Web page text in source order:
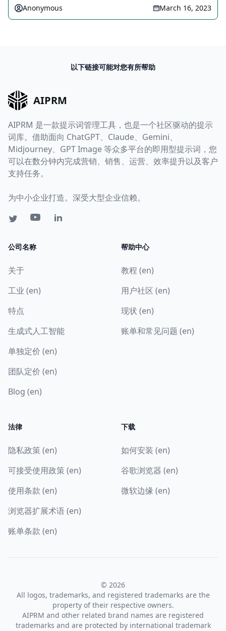
Anonymous March 16, 2023
以下链接可能对您有所帮助
AIPRM
AIPRM 是一款提示词管理工具，也是一个社区驱动的提示
词库。借助面向 ChatGPT、Claude、Gemini、
Midjourney、GPT Image 等众多平台的即用型提示词，您
可以在数分钟内完成营销、销售、运营、效率提升以及客户
支持任务。
为中小企业打造。深受大型企业信赖。
公司名称
关于
工业 (en)
特点
生成式人工智能
单独定价 (en)
团队定价 (en)
Blog (en)
帮助中心
教程 (en)
用户社区 (en)
现状 (en)
账单和常见问题 (en)
法律
隐私政策 (en)
可接受使用政策 (en)
使用条款 (en)
浏览器扩展术语 (en)
账单条款 (en)
下载
如何安装 (en)
谷歌浏览器 (en)
微软边缘 (en)
© 2026
All logos, trademarks, and registered trademarks are the
property of their respective owners.
AIPRM and other related brand names are registered
trademarks and are protected by international trademark